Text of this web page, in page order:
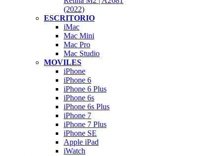
(2022)
ESCRITORIO
iMac
Mac Mini
Mac Pro
Mac Studio
MOVILES
iPhone
iPhone 6
iPhone 6 Plus
iPhone 6s
iPhone 6s Plus
iPhone 7
iPhone 7 Plus
iPhone SE
Apple iPad
iWatch